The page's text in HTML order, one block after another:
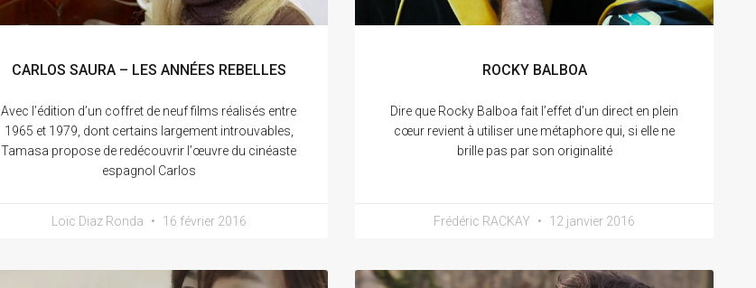
CARLOS SAURA – LES ANNÉES REBELLES
Avec l’édition d’un coffret de neuf films réalisés entre
1965 et 1979, dont certains largement introuvables,
Tamasa propose de redécouvrir l’œuvre du cinéaste
espagnol Carlos
Loïc Diaz Ronda 16 février 2016
ROCKY BALBOA
Dire que Rocky Balboa fait l’effet d’un direct en plein
cœur revient à utiliser une métaphore qui, si elle ne
brille pas par son originalité
Frédéric RACKAY 12 janvier 2016